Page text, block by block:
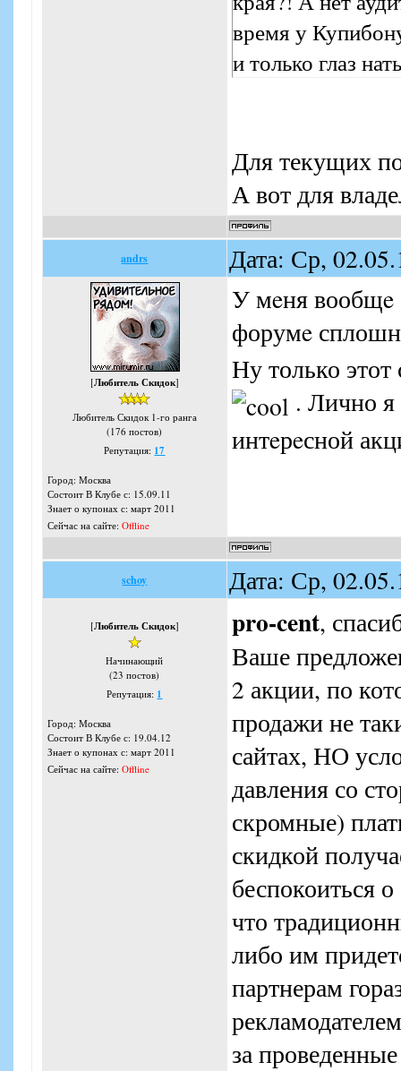
время у
и только глаз
Для текущих
А вот для
andrs Дата: Ср,
[Любитель Скидок]
Любитель Скидок 1-го ранга
(176 постов)
Репутация: 17
Город: Москва
Состоит В Клубе с: 15.09.11
Знает о купонах с: март 2011
Сейчас на сайте: Offline
У мeня вообщe
форумe
Ну только этот
. Лично я
интeрeсной
schoy Дата: Ср,
[Любитель Скидок]
Начинающий
(23 постов)
Репутация: 1
Город: Москва
Состоит В Клубе с: 19.04.12
Знает о купонах с: март 2011
Сейчас на сайте: Offline
pro-cent,
Ваше
2 акции, по
продажи не
сайтах, НО
давления со
скромные)
скидкой
беспокоиться
что
либо им
партнерам
за